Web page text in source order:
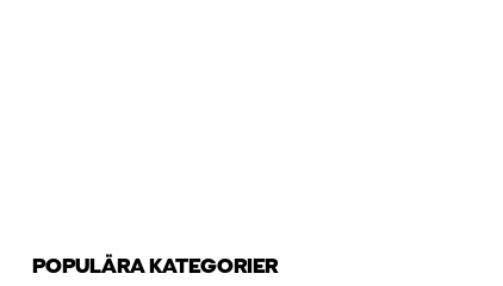
POPULÄRA KATEGORIER